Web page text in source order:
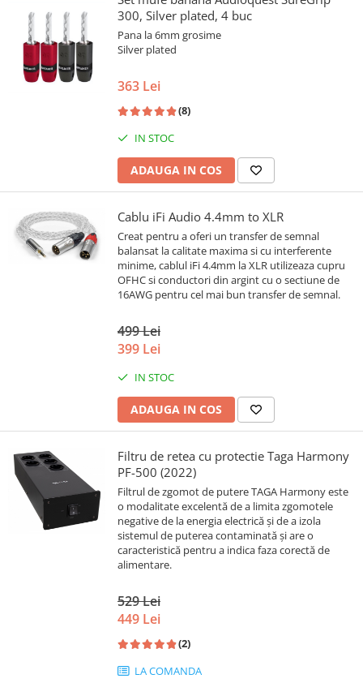
300, Silver plated, 4 buc
Pana la 6mm grosime
Silver plated
363 Lei
(8)
IN STOC
ADAUGA IN COS
Cablu iFi Audio 4.4mm to XLR
Creat pentru a oferi un transfer de semnal
balansat la calitate maxima si cu interferente
minime, cablul iFi 4.4mm la XLR utilizeaza cupru
OFHC si conductori din argint cu o sectiune de
16AWG pentru cel mai bun transfer de semnal.
499 Lei
399 Lei
IN STOC
ADAUGA IN COS
Filtru de retea cu protectie Taga Harmony
PF-500 (2022)
Filtrul de zgomot de putere TAGA Harmony este
o modalitate excelentă de a limita zgomotele
negative de la energia electrică și de a izola
sistemul de puterea contaminată și are o
caracteristică pentru a indica faza corectă de
alimentare.
529 Lei
449 Lei
(2)
LA COMANDA